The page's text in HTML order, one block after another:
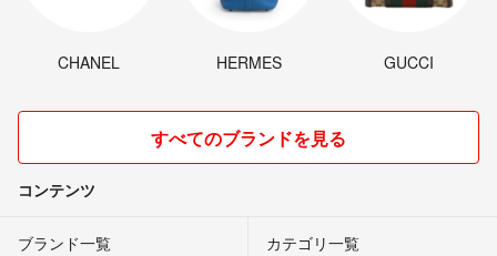
CHANEL HERMES GUCCI
すべてのブランドを見る
コンテンツ
ブランド一覧 カテゴリ一覧